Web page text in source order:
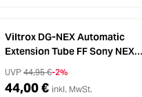
Viltrox DG-NEX Automatic
Extension Tube FF Sony NEX
(10mm/16mm)
UVP 44,95 €-2%
44,00 € inkl. MwSt.